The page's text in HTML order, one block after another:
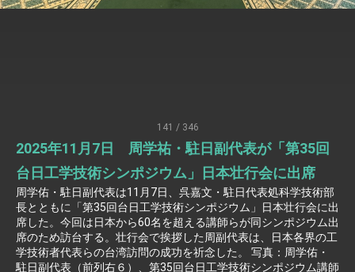
Presidential Office thanks US President
Trump for signing Taiwan Assurance
Implementation Act
President Lai delivers 2025 National Day
Address
Presidential Inauguration Speech
Major speeches
Important Remarks of the Ministry of
141 / 346
2025年11月7日 周学祐・駐日副代表が「第35回
台日工学技術シンポジウム」日本壮行会に出席
周学佑・駐日副代表は11月7日、呉嘉文・駐日代表処科学技術部
長とともに「第35回台日工学技術シンポジウム」日本壮行会に出
席した。今回は日本から60名を超える講師らが同シンポジウム出
席のため訪台する。壮行会で挨拶した周副代表は、日本各界の工
学技術者代表らの台湾訪問の成功を祈念した。 写真：周学佑・
駐日副代表（前列右６）、第35回台日工学技術シンポジウム講師